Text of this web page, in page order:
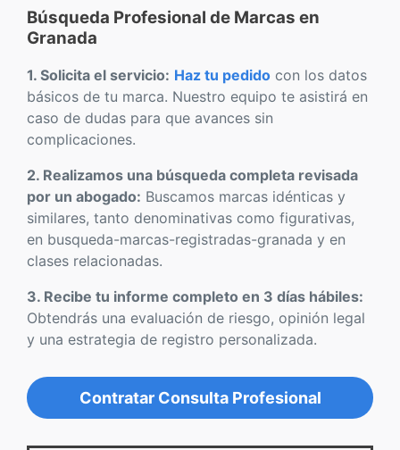
Búsqueda Profesional de Marcas en
Granada
1. Solicita el servicio: Haz tu pedido con los datos
básicos de tu marca. Nuestro equipo te asistirá en
caso de dudas para que avances sin
complicaciones.
2. Realizamos una búsqueda completa revisada
por un abogado: Buscamos marcas idénticas y
similares, tanto denominativas como figurativas,
en busqueda-marcas-registradas-granada y en
clases relacionadas.
3. Recibe tu informe completo en 3 días hábiles:
Obtendrás una evaluación de riesgo, opinión legal
y una estrategia de registro personalizada.
Contratar Consulta Profesional